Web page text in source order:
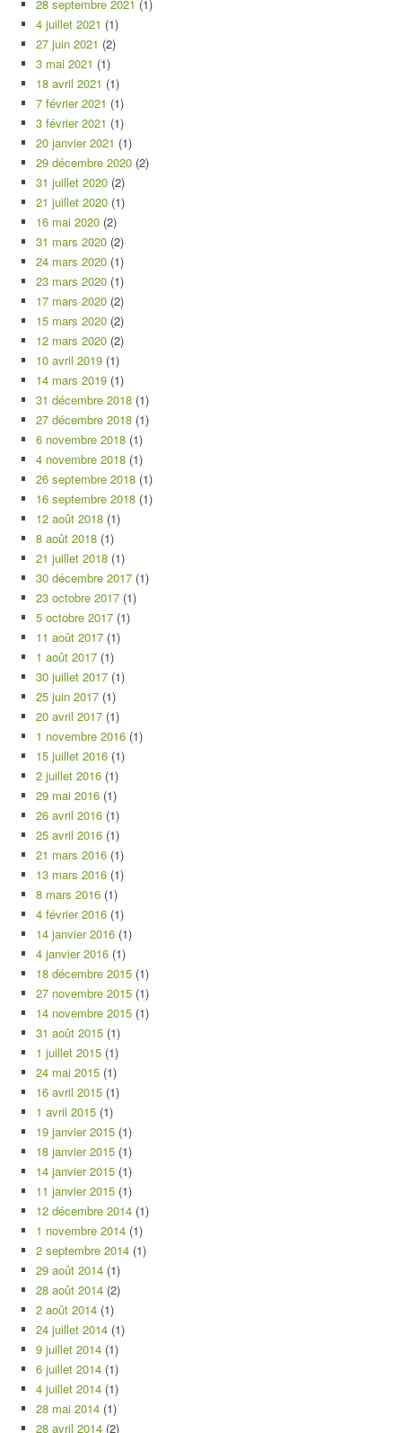
28 septembre 2021 (1)
4 juillet 2021 (1)
27 juin 2021 (2)
3 mai 2021 (1)
18 avril 2021 (1)
7 février 2021 (1)
3 février 2021 (1)
20 janvier 2021 (1)
29 décembre 2020 (2)
31 juillet 2020 (2)
21 juillet 2020 (1)
16 mai 2020 (2)
31 mars 2020 (2)
24 mars 2020 (1)
23 mars 2020 (1)
17 mars 2020 (2)
15 mars 2020 (2)
12 mars 2020 (2)
10 avril 2019 (1)
14 mars 2019 (1)
31 décembre 2018 (1)
27 décembre 2018 (1)
6 novembre 2018 (1)
4 novembre 2018 (1)
26 septembre 2018 (1)
16 septembre 2018 (1)
12 août 2018 (1)
8 août 2018 (1)
21 juillet 2018 (1)
30 décembre 2017 (1)
23 octobre 2017 (1)
5 octobre 2017 (1)
11 août 2017 (1)
1 août 2017 (1)
30 juillet 2017 (1)
25 juin 2017 (1)
20 avril 2017 (1)
1 novembre 2016 (1)
15 juillet 2016 (1)
2 juillet 2016 (1)
29 mai 2016 (1)
26 avril 2016 (1)
25 avril 2016 (1)
21 mars 2016 (1)
13 mars 2016 (1)
8 mars 2016 (1)
4 février 2016 (1)
14 janvier 2016 (1)
4 janvier 2016 (1)
18 décembre 2015 (1)
27 novembre 2015 (1)
14 novembre 2015 (1)
31 août 2015 (1)
1 juillet 2015 (1)
24 mai 2015 (1)
16 avril 2015 (1)
1 avril 2015 (1)
19 janvier 2015 (1)
18 janvier 2015 (1)
14 janvier 2015 (1)
11 janvier 2015 (1)
12 décembre 2014 (1)
1 novembre 2014 (1)
2 septembre 2014 (1)
29 août 2014 (1)
28 août 2014 (2)
2 août 2014 (1)
24 juillet 2014 (1)
9 juillet 2014 (1)
6 juillet 2014 (1)
4 juillet 2014 (1)
28 mai 2014 (1)
28 avril 2014 (2)